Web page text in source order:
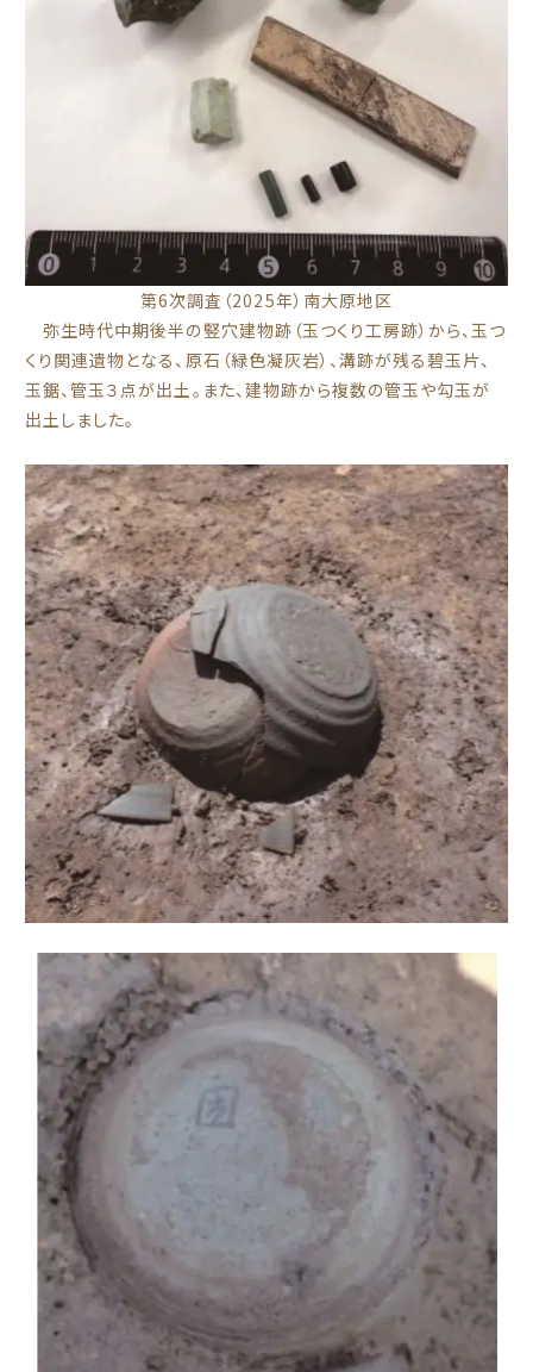
第6次調査（2025年）南大原地区
弥生時代中期後半の竪穴建物跡（玉つくり工房跡）から、玉つ
くり関連遺物となる、原石（緑色凝灰岩）、溝跡が残る碧玉片、
玉鋸、管玉３点が出土。また、建物跡から複数の管玉や勾玉が
出土しました。